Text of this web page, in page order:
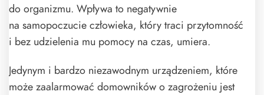
do organizmu. Wpływa to negatywnie
na samopoczucie człowieka, który traci przytomność
i bez udzielenia mu pomocy na czas, umiera.
Jedynym i bardzo niezawodnym urządzeniem, które
może zaalarmować domowników o zagrożeniu jest